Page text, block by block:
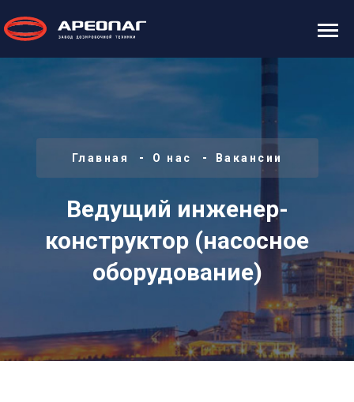
Главная О нас Вакансии
Ведущий инженер-
конструктор (насосное
оборудование)